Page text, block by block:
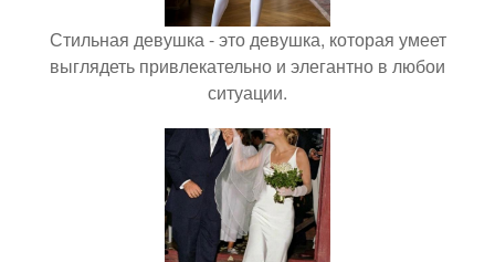
Стильная девушка - это девушка, которая умеет
выглядеть привлекательно и элегантно в любои
ситуации.